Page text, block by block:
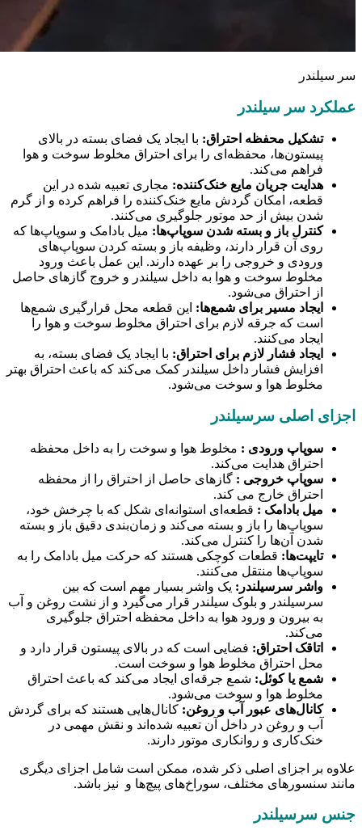
سر سیلندر
عملکرد سر سیلندر
تشکیل محفظه احتراق: با ایجاد یک فضای بسته در بالای
پیستون‌ها، محفظه‌ای را برای احتراق مخلوط سوخت و هوا
فراهم می‌کند.
هدایت جریان مایع خنک‌کننده: مجاری تعبیه شده در این
قطعه، امکان گردش مایع خنک‌کننده را فراهم کرده و از گرم
شدن بیش از حد موتور جلوگیری می‌کنند.
کنترل باز و بسته شدن سوپاپ‌ها: میل بادامک و سوپاپ‌ها که
روی آن قرار دارند، وظیفه باز و بسته کردن سوپاپ‌های
ورودی و خروجی را بر عهده دارند. این عمل باعث ورود
مخلوط سوخت و هوا به داخل سیلندر و خروج گازهای حاصل
از احتراق می‌شود.
ایجاد مسیر برای شمع‌ها: این قطعه محل قرارگیری شمع‌ها
است که جرقه لازم برای احتراق مخلوط سوخت و هوا را
ایجاد می‌کنند.
ایجاد فشار لازم برای احتراق: با ایجاد یک فضای بسته، به
افزایش فشار داخل سیلندر کمک می‌کند که باعث احتراق بهتر
مخلوط هوا و سوخت می‌شود.
اجزای اصلی سرسیلندر
سوپاپ ورودی : مخلوط هوا و سوخت را به داخل محفظه
احتراق هدایت می‌کند.
سوپاپ خروجی : گازهای حاصل از احتراق را از محفظه
احتراق خارج می کند.
میل بادامک : قطعه‌ای استوانه‌ای شکل که با چرخش خود،
سوپاپ‌ها را باز و بسته می‌کند و زمان‌بندی دقیق باز و بسته
شدن آن‌ها را کنترل می‌کند.
تایپت‌ها: قطعات کوچکی هستند که حرکت میل بادامک را به
سوپاپ‌ها منتقل می‌کنند.
واشر سرسیلندر: یک واشر بسیار مهم است که بین
سرسیلندر و بلوک سیلندر قرار می‌گیرد و از نشت روغن و آب
به بیرون و ورود هوا به داخل محفظه احتراق جلوگیری
می‌کند.
اتاقک احتراق: فضایی است که در بالای پیستون قرار دارد و
محل احتراق مخلوط هوا و سوخت است.
شمع یا کوئل: شمع جرقه‌ای ایجاد می‌کند که باعث احتراق
مخلوط هوا و سوخت می‌شود.
کانال‌های عبور آب و روغن: کانال‌هایی هستند که برای گردش
آب و روغن در داخل آن تعبیه شده‌اند و نقش مهمی در
خنک‌کاری و روانکاری موتور دارند.
علاوه بر اجزای اصلی ذکر شده، ممکن است شامل اجزای دیگری
مانند سنسورهای مختلف، سوراخ‌های پیچ‌ها و نیز باشد.
جنس سرسیلندر